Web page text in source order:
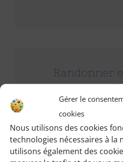
Gérer le
cookies
Nous utilisons des cookies
technologies nécessaires à la
utilisons également des
Randonner
parisienne
que du
vous ?
Regardez une carte :
nombreuses forêts